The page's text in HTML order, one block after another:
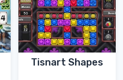
Tisnart Shapes